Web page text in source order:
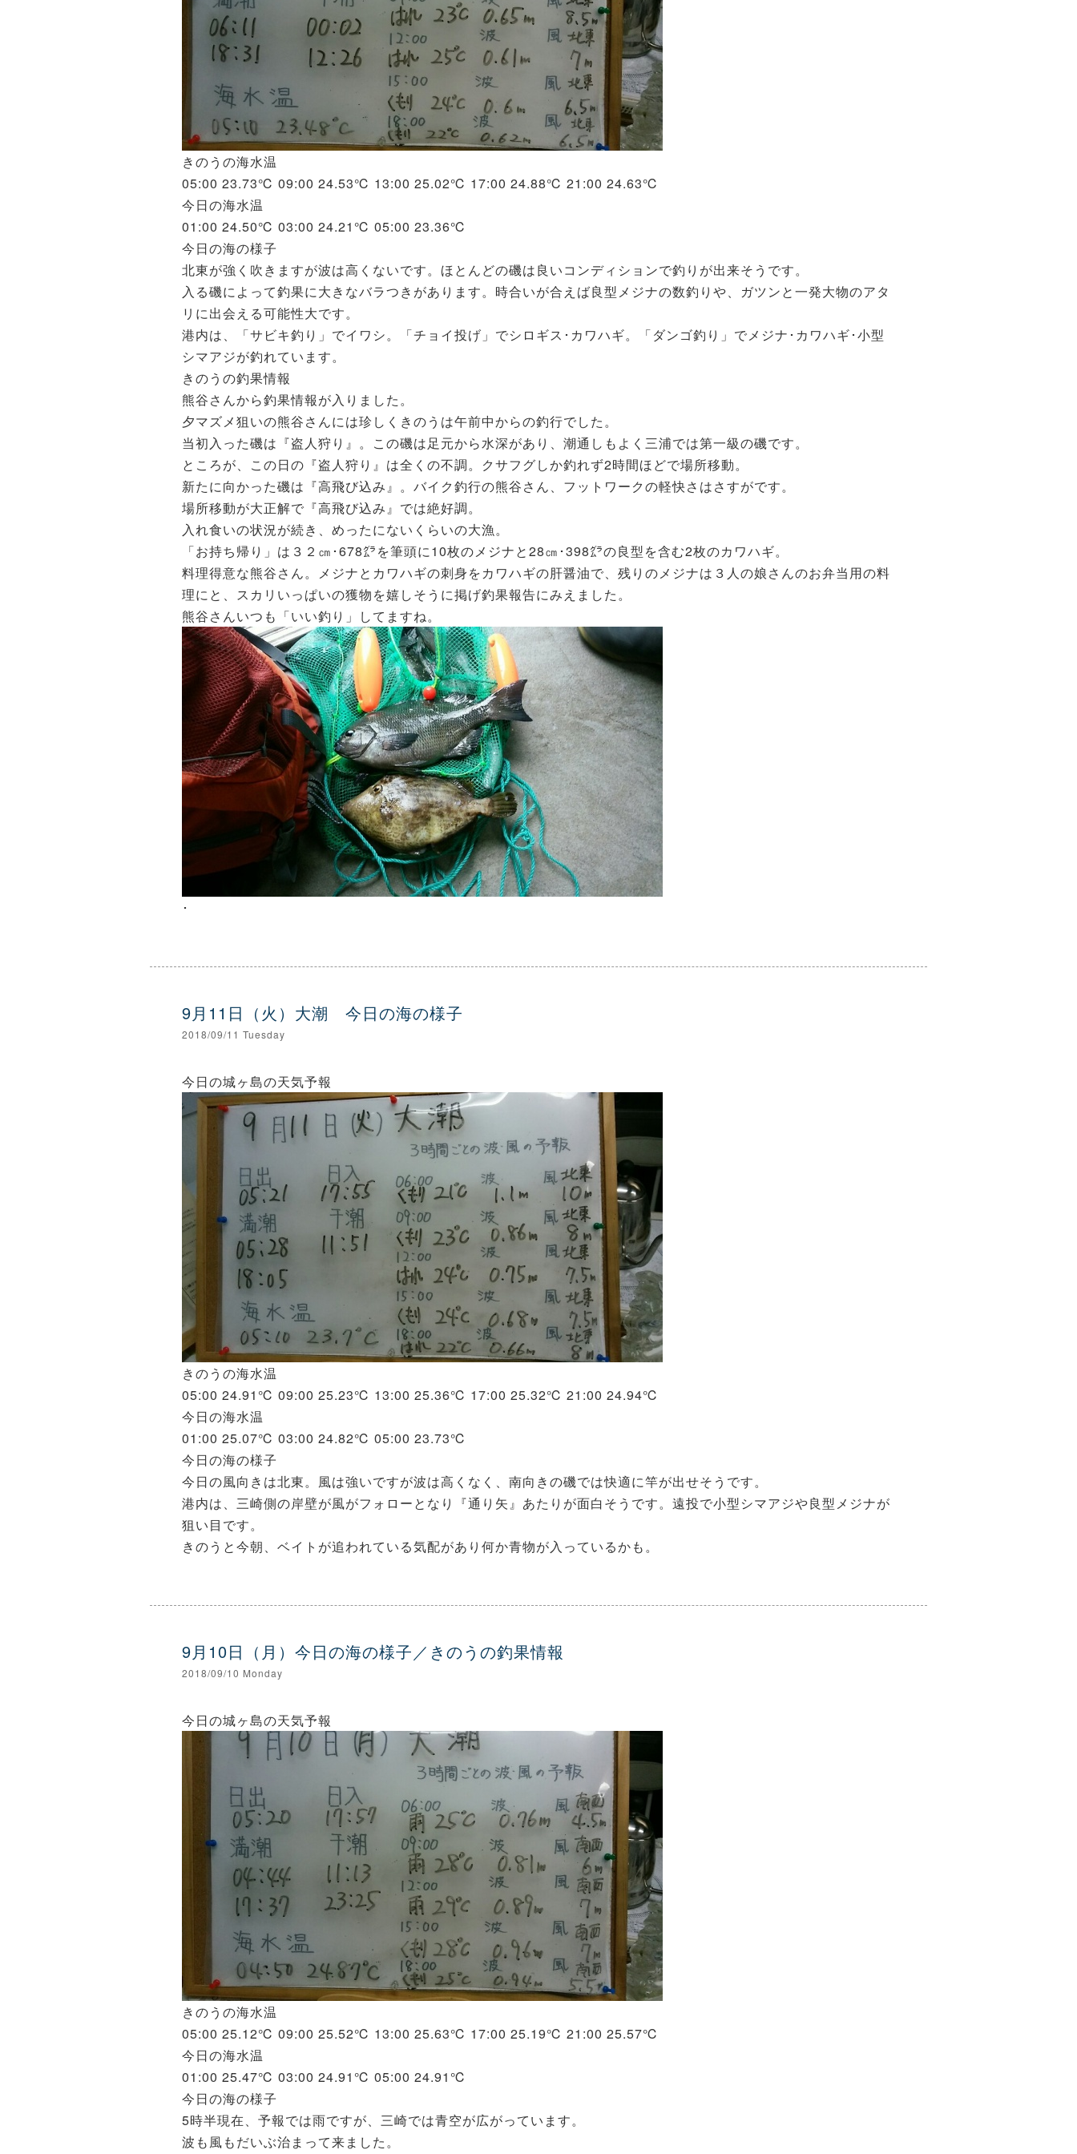
きのうの海水温
05:00 23.73℃ 09:00 24.53℃ 13:00 25.02℃ 17:00 24.88℃ 21:00 24.63℃
今日の海水温
01:00 24.50℃ 03:00 24.21℃ 05:00 23.36℃
今日の海の様子
北東が強く吹きますが波は高くないです。ほとんどの磯は良いコンディションで釣りが出来そうです。
入る磯によって釣果に大きなバラつきがあります。時合いが合えば良型メジナの数釣りや、ガツンと一発大物のアタ
リに出会える可能性大です。
港内は、「サビキ釣り」でイワシ。「チョイ投げ」でシロギス･カワハギ。「ダンゴ釣り」でメジナ･カワハギ･小型
シマアジが釣れています。
きのうの釣果情報
熊谷さんから釣果情報が入りました。
夕マズメ狙いの熊谷さんには珍しくきのうは午前中からの釣行でした。
当初入った磯は『盗人狩り』。この磯は足元から水深があり、潮通しもよく三浦では第一級の磯です。
ところが、この日の『盗人狩り』は全くの不調。クサフグしか釣れず2時間ほどで場所移動。
新たに向かった磯は『高飛び込み』。バイク釣行の熊谷さん、フットワークの軽快さはさすがです。
場所移動が大正解で『高飛び込み』では絶好調。
入れ食いの状況が続き、めったにないくらいの大漁。
「お持ち帰り」は３２㎝･678㌘を筆頭に10枚のメジナと28㎝･398㌘の良型を含む2枚のカワハギ。
料理得意な熊谷さん。メジナとカワハギの刺身をカワハギの肝醤油で、残りのメジナは３人の娘さんのお弁当用の料
理にと、スカリいっぱいの獲物を嬉しそうに掲げ釣果報告にみえました。
熊谷さんいつも「いい釣り」してますね。
･
9月11日（火）大潮 今日の海の様子
2018/09/11 Tuesday
今日の城ヶ島の天気予報
きのうの海水温
05:00 24.91℃ 09:00 25.23℃ 13:00 25.36℃ 17:00 25.32℃ 21:00 24.94℃
今日の海水温
01:00 25.07℃ 03:00 24.82℃ 05:00 23.73℃
今日の海の様子
今日の風向きは北東。風は強いですが波は高くなく、南向きの磯では快適に竿が出せそうです。
港内は、三崎側の岸壁が風がフォローとなり『通り矢』あたりが面白そうです。遠投で小型シマアジや良型メジナが
狙い目です。
きのうと今朝、ベイトが追われている気配があり何か青物が入っているかも。
9月10日（月）今日の海の様子／きのうの釣果情報
2018/09/10 Monday
今日の城ヶ島の天気予報
きのうの海水温
05:00 25.12℃ 09:00 25.52℃ 13:00 25.63℃ 17:00 25.19℃ 21:00 25.57℃
今日の海水温
01:00 25.47℃ 03:00 24.91℃ 05:00 24.91℃
今日の海の様子
5時半現在、予報では雨ですが、三崎では青空が広がっています。
波も風もだいぶ治まって来ました。